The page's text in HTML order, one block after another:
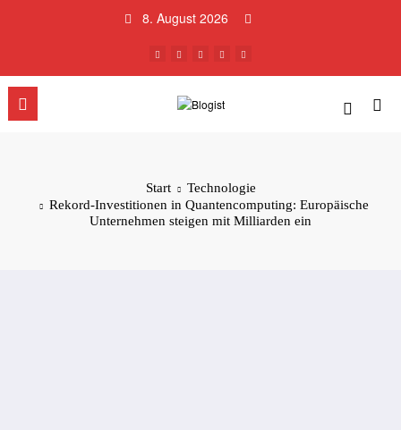
8. August 2026
Start
Technologie
Rekord-Investitionen in Quantencomputing: Europäische
Unternehmen steigen mit Milliarden ein